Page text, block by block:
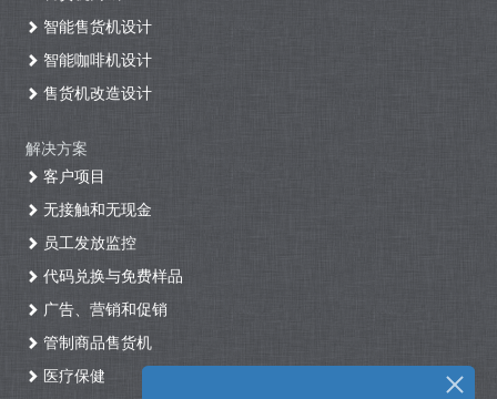
智能售货机设计
智能咖啡机设计
售货机改造设计
解决方案
客户项目
无接触和无现金
员工发放监控
代码兑换与免费样品
广告、营销和促销
管制商品售货机
医疗保健